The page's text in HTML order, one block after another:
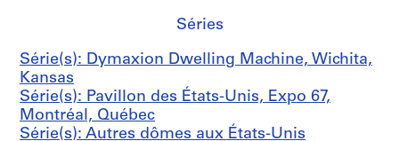
a
t
o
n
R
i
s
,
M
i
m
e
,
G
e
n
k
D
i
v
e
n
n
e
v
Séries
Série(s): Dymaxion Dwelling Machine, Wichita,
Kansas
Série(s): Pavillon des États-Unis, Expo 67,
Montréal, Québec
Série(s): Autres dômes aux États-Unis